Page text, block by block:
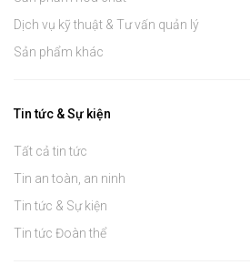
Dịch vụ kỹ thuật & Tư vấn quản lý
Sản phẩm khác
Tin tức & Sự kiện
Tất cả tin tức
Tin an toàn, an ninh
Tin tức & Sự kiện
Tin tức Đoàn thể